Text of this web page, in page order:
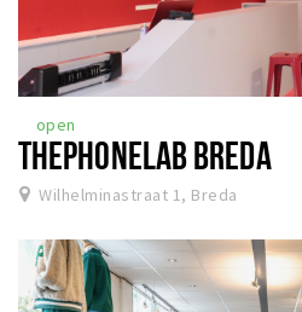
open
THEPHONELAB BREDA
Wilhelminastraat 1, Breda